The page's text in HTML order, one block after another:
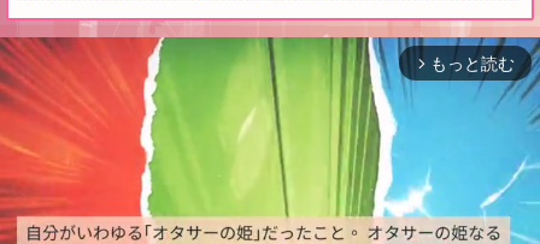
arrow_forward_ios もっと読む